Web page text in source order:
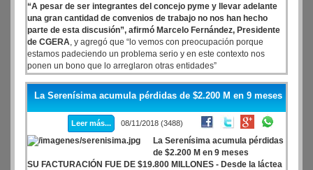
“A pesar de ser integrantes del concejo pyme y llevar adelante
una gran cantidad de convenios de trabajo no nos han hecho
parte de esta discusión”, afirmó Marcelo Fernández, Presidente
de CGERA, y agregó que “lo vemos con preocupación porque
estamos padeciendo un problema serio y en este contexto nos
ponen un bono que lo arreglaron otras entidades”
La Serenísima acumula pérdidas de $2.200 M en 9 meses
Leer más... 08/11/2018 (3488)
La Serenísima acumula pérdidas
de $2.200 M en 9 meses
SU FACTURACIÓN FUE DE $19.800 MILLONES - Desde la láctea